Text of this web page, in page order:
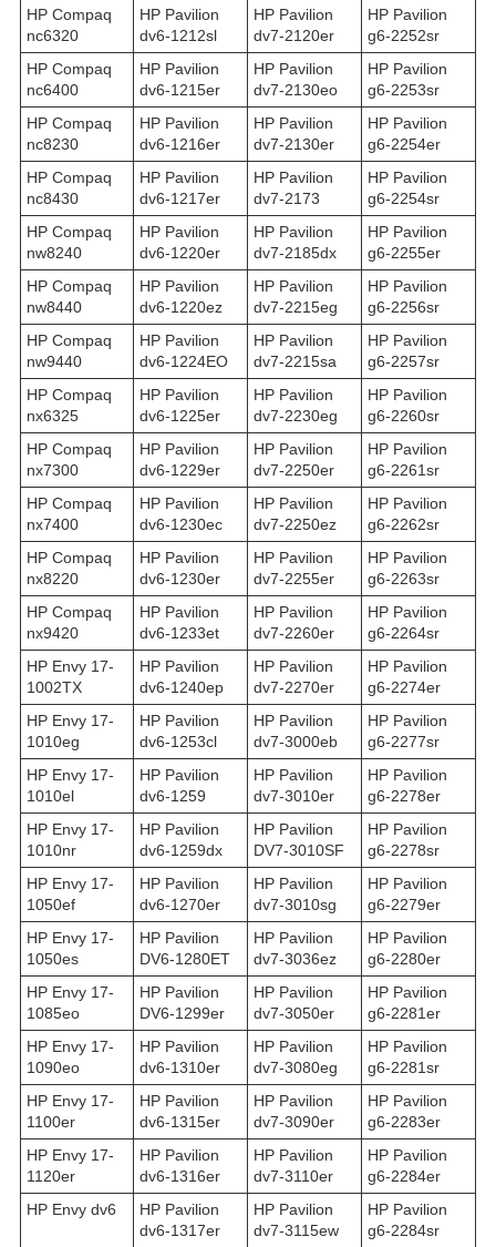
HP Compaq
nc6320
HP Pavilion
dv6-1212sl
HP Pavilion
dv7-2120er
HP Pavilion
g6-2252sr
HP Compaq
nc6400
HP Pavilion
dv6-1215er
HP Pavilion
dv7-2130eo
HP Pavilion
g6-2253sr
HP Compaq
nc8230
HP Pavilion
dv6-1216er
HP Pavilion
dv7-2130er
HP Pavilion
g6-2254er
HP Compaq
nc8430
HP Pavilion
dv6-1217er
HP Pavilion
dv7-2173
HP Pavilion
g6-2254sr
HP Compaq
nw8240
HP Pavilion
dv6-1220er
HP Pavilion
dv7-2185dx
HP Pavilion
g6-2255er
HP Compaq
nw8440
HP Pavilion
dv6-1220ez
HP Pavilion
dv7-2215eg
HP Pavilion
g6-2256sr
HP Compaq
nw9440
HP Pavilion
dv6-1224EO
HP Pavilion
dv7-2215sa
HP Pavilion
g6-2257sr
HP Compaq
nx6325
HP Pavilion
dv6-1225er
HP Pavilion
dv7-2230eg
HP Pavilion
g6-2260sr
HP Compaq
nx7300
HP Pavilion
dv6-1229er
HP Pavilion
dv7-2250er
HP Pavilion
g6-2261sr
HP Compaq
nx7400
HP Pavilion
dv6-1230ec
HP Pavilion
dv7-2250ez
HP Pavilion
g6-2262sr
HP Compaq
nx8220
HP Pavilion
dv6-1230er
HP Pavilion
dv7-2255er
HP Pavilion
g6-2263sr
HP Compaq
nx9420
HP Pavilion
dv6-1233et
HP Pavilion
dv7-2260er
HP Pavilion
g6-2264sr
HP Envy 17-
1002TX
HP Pavilion
dv6-1240ep
HP Pavilion
dv7-2270er
HP Pavilion
g6-2274er
HP Envy 17-
1010eg
HP Pavilion
dv6-1253cl
HP Pavilion
dv7-3000eb
HP Pavilion
g6-2277sr
HP Envy 17-
1010el
HP Pavilion
dv6-1259
HP Pavilion
dv7-3010er
HP Pavilion
g6-2278er
HP Envy 17-
1010nr
HP Pavilion
dv6-1259dx
HP Pavilion
DV7-3010SF
HP Pavilion
g6-2278sr
HP Envy 17-
1050ef
HP Pavilion
dv6-1270er
HP Pavilion
dv7-3010sg
HP Pavilion
g6-2279er
HP Envy 17-
1050es
HP Pavilion
DV6-1280ET
HP Pavilion
dv7-3036ez
HP Pavilion
g6-2280er
HP Envy 17-
1085eo
HP Pavilion
DV6-1299er
HP Pavilion
dv7-3050er
HP Pavilion
g6-2281er
HP Envy 17-
1090eo
HP Pavilion
dv6-1310er
HP Pavilion
dv7-3080eg
HP Pavilion
g6-2281sr
HP Envy 17-
1100er
HP Pavilion
dv6-1315er
HP Pavilion
dv7-3090er
HP Pavilion
g6-2283er
HP Envy 17-
1120er
HP Pavilion
dv6-1316er
HP Pavilion
dv7-3110er
HP Pavilion
g6-2284er
HP Envy dv6
HP Pavilion
dv6-1317er
HP Pavilion
dv7-3115ew
HP Pavilion
g6-2284sr